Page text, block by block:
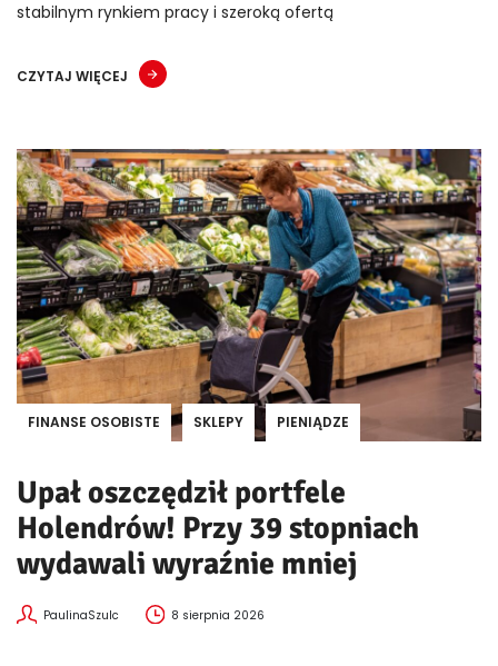
stabilnym rynkiem pracy i szeroką ofertą
CZYTAJ WIĘCEJ
FINANSE OSOBISTE SKLEPY PIENIĄDZE
Upał oszczędził portfele
Holendrów! Przy 39 stopniach
wydawali wyraźnie mniej
PaulinaSzulc 8 sierpnia 2026